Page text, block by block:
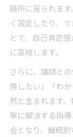
随所に見られま
く設定したり、
とで、自己肯定
に直結します。
さらに、講師と
強したい」「わ
然と生まれます
寧に解決する指
会となり、継続